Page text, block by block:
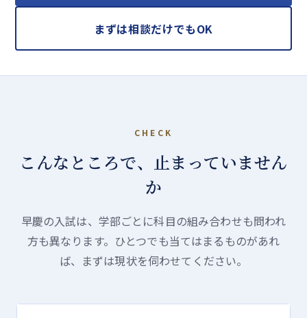
まずは相談だけでもOK
CHECK
こんなところで、止まっていません
か
早慶の入試は、学部ごとに科目の組み合わせも問われ
方も異なります。ひとつでも当てはまるものがあれ
ば、まずは現状を伺わせてください。